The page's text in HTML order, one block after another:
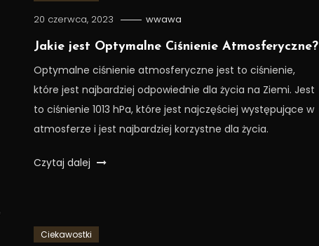
20 czerwca, 2023 wwawa
Jakie jest Optymalne Ciśnienie Atmosferyczne?
Optymalne ciśnienie atmosferyczne jest to ciśnienie,
które jest najbardziej odpowiednie dla życia na Ziemi. Jest
to ciśnienie 1013 hPa, które jest najczęściej występujące w
atmosferze i jest najbardziej korzystne dla życia.
Czytaj dalej
Ciekawostki